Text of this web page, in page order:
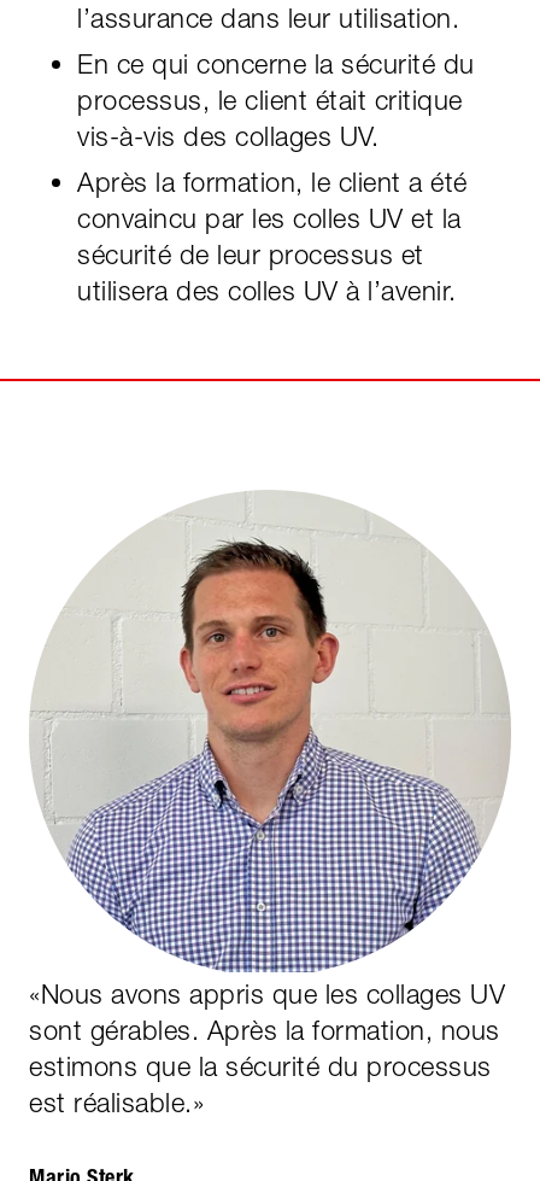
l’assurance dans leur utilisation.
En ce qui concerne la sécurité du
processus, le client était critique
vis-à-vis des collages UV.
Après la formation, le client a été
convaincu par les colles UV et la
sécurité de leur processus et
utilisera des colles UV à l’avenir.
«Nous avons appris que les collages UV
sont gérables. Après la formation, nous
estimons que la sécurité du processus
est réalisable.»